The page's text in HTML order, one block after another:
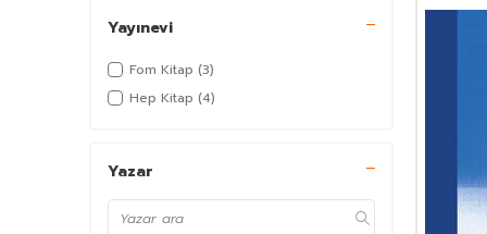
Yayınevi
Fom Kitap (3)
Hep Kitap (4)
Yazar